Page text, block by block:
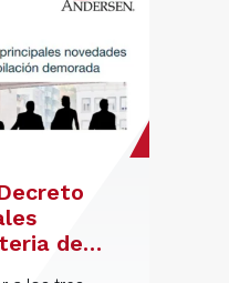
de
jubilación